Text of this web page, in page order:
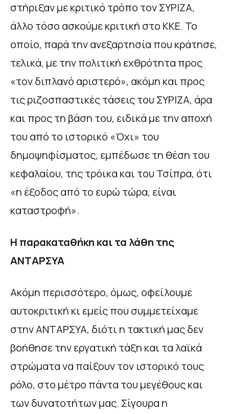
στήριξαν με κριτικό τρόπο τον ΣΥΡΙΖΑ,
άλλο τόσο ασκούμε κριτική στο ΚΚΕ. Το
οποίο, παρά την ανεξαρτησία που κράτησε,
τελικά, με την πολιτική εχθρότητα προς
«τον διπλανό αριστερό», ακόμη και προς
τις ριζοσπαστικές τάσεις του ΣΥΡΙΖΑ, άρα
και προς τη βάση του, ειδικά με την αποχή
του από το ιστορικό «Όχι» του
δημοψηφίσματος, εμπέδωσε τη θέση του
κεφαλαίου, της τρόικα και του Τσίπρα, ότι
«η έξοδος από το ευρώ τώρα, είναι
καταστροφή».
Η παρακαταθήκη και τα λάθη της
ΑΝΤΑΡΣΥΑ
Ακόμη περισσότερο, όμως, οφείλουμε
αυτοκριτική κι εμείς που συμμετείχαμε
στην ΑΝΤΑΡΣΥΑ, διότι η τακτική μας δεν
βοήθησε την εργατική τάξη και τα λαϊκά
στρώματα να παίξουν τον ιστορικό τους
ρόλο, στο μέτρο πάντα του μεγέθους και
των δυνατοτήτων μας. Σίγουρα η